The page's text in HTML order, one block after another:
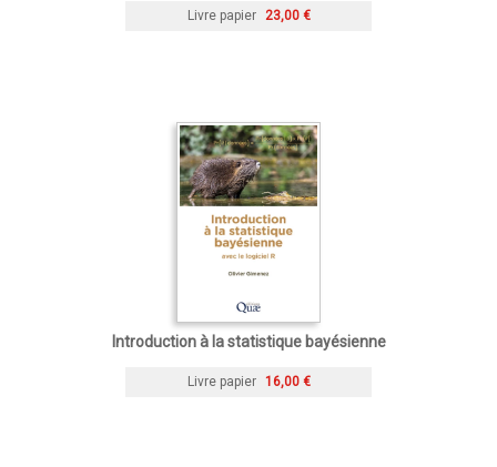
Livre papier 23,00 €
Introduction à la statistique bayésienne
Livre papier 16,00 €